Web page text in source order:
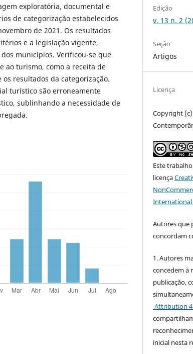
exploratória, documental e
de categorização estabelecidos
de 2021. Os resultados
e a legislação vigente,
municípios. Verificou-se que
ao turismo, como a receita de
resultados da categorização.
turístico são erroneamente
sublinhando a necessidade de
Edição
v. 13 n. 2
Seção
Artigos
Licença
Copyright
Este
licença
International
Autores que
concordam
1. Autores
concedem à
publicação,
Attribution
inicial nesta